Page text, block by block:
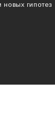
новых гипотез